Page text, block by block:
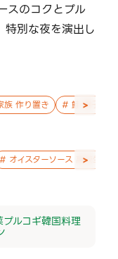
スのコクとプル
特別な夜を演出し
族 作り置き # 鮭 親子 作
>
# オイスターソース 高校生 暑
>
プルコギ韓国料理